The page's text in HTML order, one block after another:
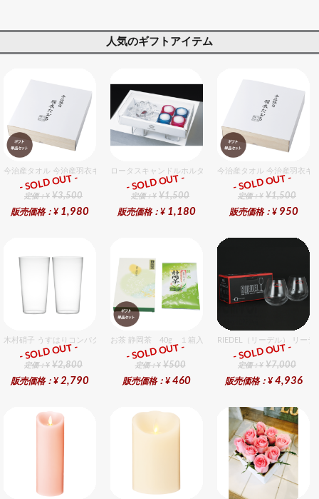
人気のギフトアイテム
今治産タオル 今治産羽衣ギフトバスタオル 1個入セット
ギフト
定価：¥ ¥3,500
販売価格：¥ 1,980
- SOLD OUT -
ロータスキャンドルホルダーギフトセット
ギフト
定価：¥ ¥1,500
販売価格：¥ 1,180
- SOLD OUT -
今治産タオル 今治産羽衣
ギフト
定価：¥ ¥1,500
販売価格：¥ 950
- SOLD OUT -
木村硝子 うすはりコンパクト320cc タンブラーグラスギフトセット（2個入り）
ギフト
定価：¥ ¥2,800
販売価格：¥ 2,790
- SOLD OUT -
お茶 静岡茶 40g １箱入セット
ギフト
定価：¥ ¥500
販売価格：¥ 460
- SOLD OUT -
RIEDEL（リーデル） リー
ギフト
定価：¥ ¥7,000
販売価格：¥ 4,936
- SOLD OUT -